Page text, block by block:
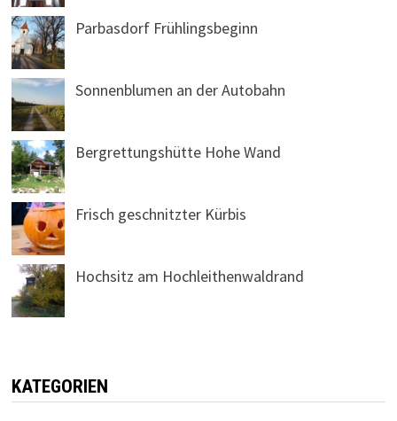
Parbasdorf Frühlingsbeginn
Sonnenblumen an der Autobahn
Bergrettungshütte Hohe Wand
Frisch geschnitzter Kürbis
Hochsitz am Hochleithenwaldrand
KATEGORIEN